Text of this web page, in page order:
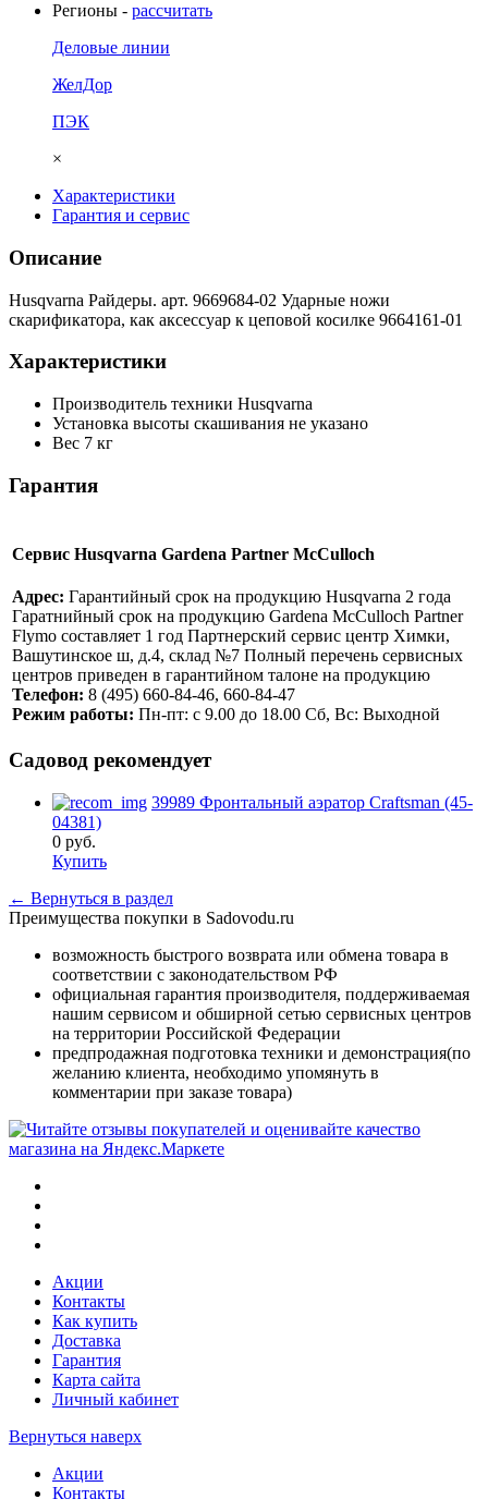
Регионы - рассчитать
Деловые линии
ЖелДор
ПЭК
×
Характеристики
Гарантия и сервис
Описание
Husqvarna Райдеры. арт. 9669684-02 Ударные ножи
скарификатора, как аксессуар к цеповой косилке 9664161-01
Характеристики
Производитель техники Husqvarna
Установка высоты скашивания не указано
Вес 7 кг
Гарантия
Сервис Husqvarna Gardena Partner McCulloch
Адрес: Гарантийный срок на продукцию Husqvarna 2 года
Гаратнийный срок на продукцию Gardena McCulloch Partner
Flymo составляет 1 год Партнерский сервис центр Химки,
Вашутинское ш, д.4, склад №7 Полный перечень сервисных
центров приведен в гарантийном талоне на продукцию
Телефон: 8 (495) 660-84-46, 660-84-47
Режим работы: Пн-пт: с 9.00 до 18.00 Сб, Вс: Выходной
Садовод рекомендует
39989 Фронтальный аэратор Craftsman (45-
04381)
0 руб.
Купить
← Вернуться в раздел
Преимущества покупки в Sadovodu.ru
возможность быстрого возврата или обмена товара в
соответствии с законодательством РФ
официальная гарантия производителя, поддерживаемая
нашим сервисом и обширной сетью сервисных центров
на территории Российской Федерации
предпродажная подготовка техники и демонстрация(по
желанию клиента, необходимо упомянуть в
комментарии при заказе товара)
Акции
Контакты
Как купить
Доставка
Гарантия
Карта сайта
Личный кабинет
Вернуться наверх
Акции
Контакты